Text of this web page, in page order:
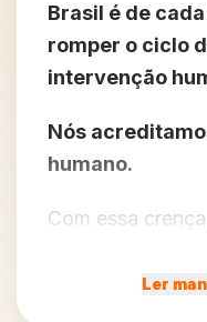
Brasil é de
romper o ciclo
intervenção
Nós
humano.
Com essa
doações Ler